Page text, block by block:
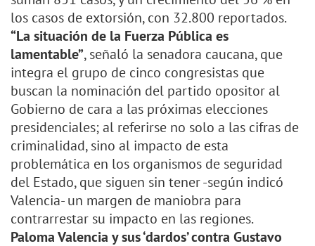
los casos de extorsión, con 32.800 reportados.
“La situación de la Fuerza Pública es
lamentable”, señaló la senadora caucana, que
integra el grupo de cinco congresistas que
buscan la nominación del partido opositor al
Gobierno de cara a las próximas elecciones
presidenciales; al referirse no solo a las cifras de
criminalidad, sino al impacto de esta
problemática en los organismos de seguridad
del Estado, que siguen sin tener -según indicó
Valencia- un margen de maniobra para
contrarrestar su impacto en las regiones.
Paloma Valencia y sus ‘dardos’ contra Gustavo